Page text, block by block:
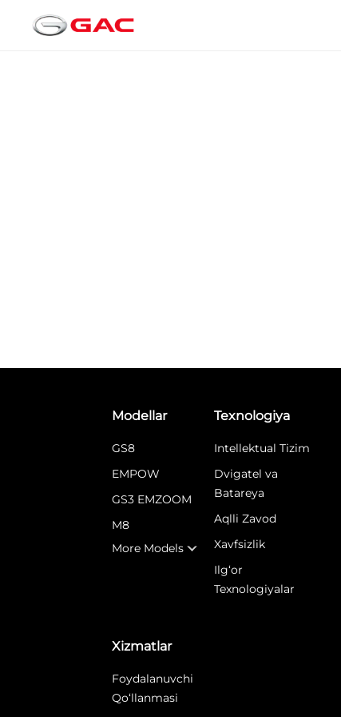
Modellar
GS8
EMPOW
GS3 EMZOOM
M8
More Models
Texnologiya
Intellektual Tizim
Dvigatel va
Batareya
Aqlli Zavod
Xavfsizlik
Ilg‘or
Texnologiyalar
Xizmatlar
Foydalanuvchi
Qo‘llanmasi